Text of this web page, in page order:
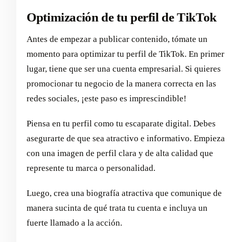
Optimización de tu perfil de TikTok
Antes de empezar a publicar contenido, tómate un
momento para optimizar tu perfil de TikTok. En primer
lugar, tiene que ser una cuenta empresarial. Si quieres
promocionar tu negocio de la manera correcta en las
redes sociales, ¡este paso es imprescindible!
Piensa en tu perfil como tu escaparate digital. Debes
asegurarte de que sea atractivo e informativo. Empieza
con una imagen de perfil clara y de alta calidad que
represente tu marca o personalidad.
Luego, crea una biografía atractiva que comunique de
manera sucinta de qué trata tu cuenta e incluya un
fuerte llamado a la acción.